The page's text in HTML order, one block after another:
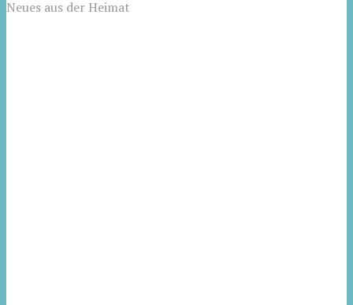
Neues aus der Heimat